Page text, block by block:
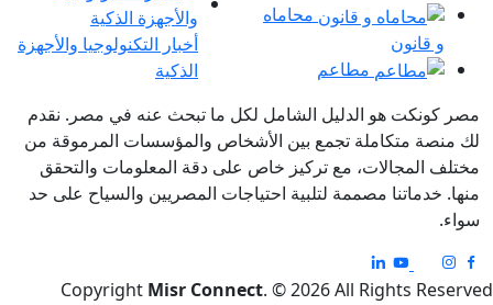
محاماه
و قانون
مطاعم
أخبار التكنولوجيا والأجهزة
الذكية
مصر كونكت هو الدليل الشامل لكل ما تبحث عنه في مصر. نقدم
لك منصة متكاملة تجمع بين الأشخاص والمؤسسات المرموقة من
مختلف المجالات، مع تركيز خاص على دقة المعلومات والتحقق
منها. خدماتنا مصممة لتلبية احتياجات المصريين والسياح على حد
سواء.
Copyright Misr Connect. © 2026 All Rights Reserved